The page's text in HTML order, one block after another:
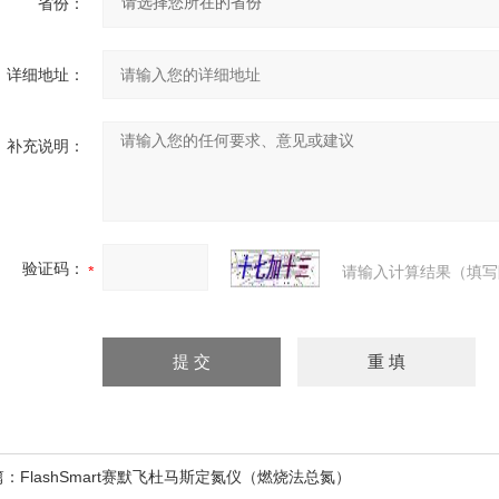
详细地址：
补充说明：
验证码： 请输入计算结果（填
FlashSmart赛默飞杜马斯定氮仪（燃烧法总氮）